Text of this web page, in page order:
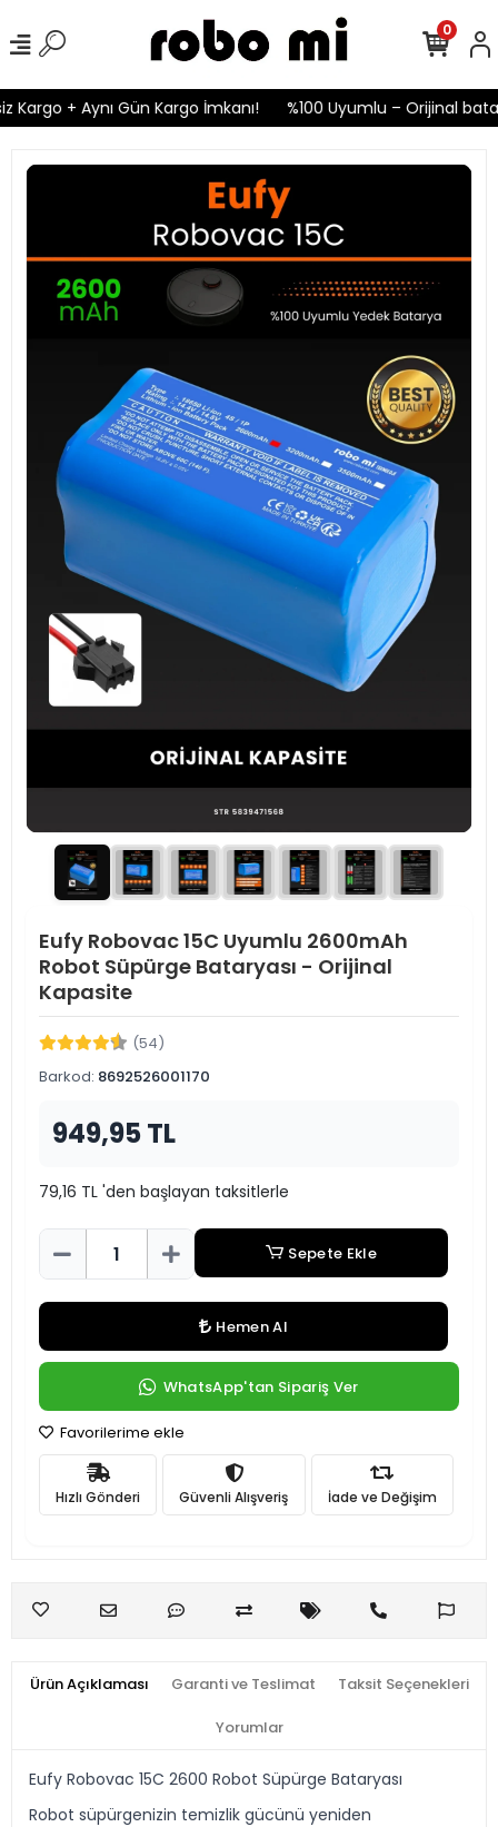
+ Aynı Gün Kargo İmkanı! %100 Uyumlu – Orijinal
0
Eufy Robovac 15C Uyumlu 2600mAh
Robot Süpürge Bataryası - Orijinal
Kapasite
(54)
Barkod: 8692526001170
949,95 TL
79,16 TL 'den başlayan taksitlerle
Sepete Ekle
Hemen Al
WhatsApp'tan Sipariş Ver
Favorilerime ekle
Hızlı Gönderi Güvenli Alışveriş İade ve Değişim
Ürün Açıklaması Garanti ve Teslimat Taksit Seçenekleri
Yorumlar
Eufy Robovac 15C 2600 Robot Süpürge Bataryası
Robot süpürgenizin temizlik gücünü yeniden